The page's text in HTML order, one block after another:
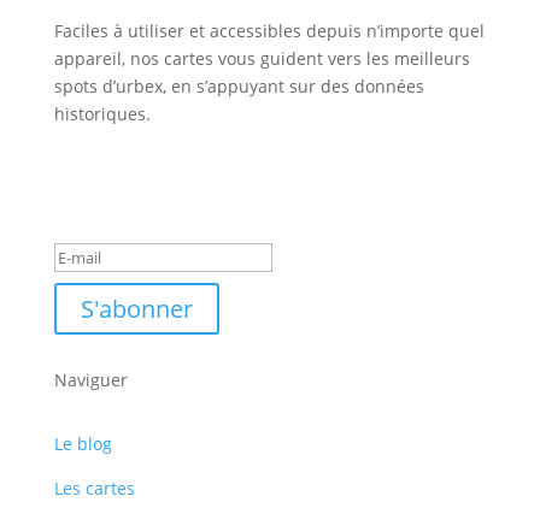
Faciles à utiliser et accessibles depuis n’importe quel
appareil, nos cartes vous guident vers les meilleurs
spots d’urbex, en s’appuyant sur des données
historiques.
S'abonner
Naviguer
Le blog
Les cartes